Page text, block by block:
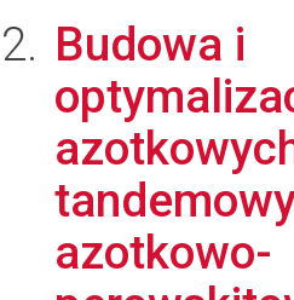
Budowa i
azotkowo-